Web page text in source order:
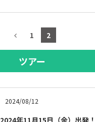
1 2
ツアー
2024/08/12